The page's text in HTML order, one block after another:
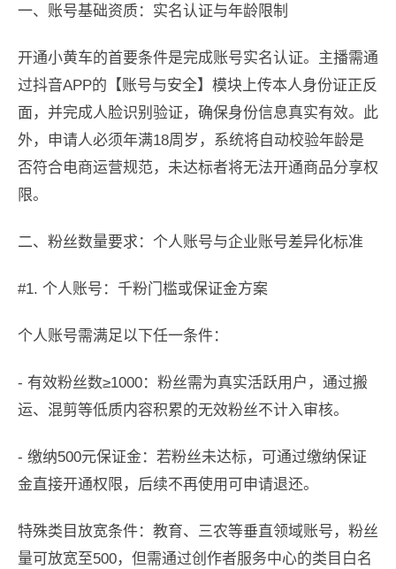
一、账号基础资质：实名认证与年龄限制
开通小黄车的首要条件是完成账号实名认证。主播需通
过抖音APP的【账号与安全】模块上传本人身份证正反
面，并完成人脸识别验证，确保身份信息真实有效。此
外，申请人必须年满18周岁，系统将自动校验年龄是
否符合电商运营规范，未达标者将无法开通商品分享权
限。
二、粉丝数量要求：个人账号与企业账号差异化标准
#1. 个人账号：千粉门槛或保证金方案
个人账号需满足以下任一条件：
- 有效粉丝数≥1000：粉丝需为真实活跃用户，通过搬
运、混剪等低质内容积累的无效粉丝不计入审核。
- 缴纳500元保证金：若粉丝未达标，可通过缴纳保证
金直接开通权限，后续不再使用可申请退还。
特殊类目放宽条件：教育、三农等垂直领域账号，粉丝
量可放宽至500，但需通过创作者服务中心的类目白名